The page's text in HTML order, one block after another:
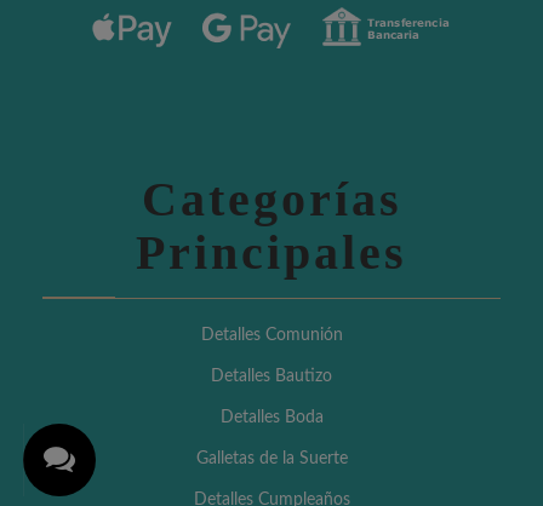
Categorías
Principales
Detalles Comunión
Detalles Bautizo
Detalles Boda
Galletas de la Suerte
Detalles Cumpleaños